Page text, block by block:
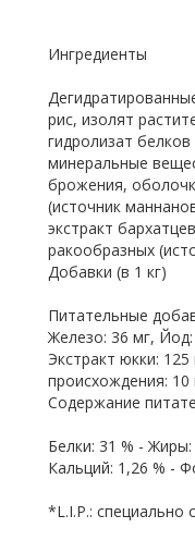
Ингредиенты
рис, изолят
гидролизат
минеральные
брожения,
(источник
экстракт
ракообразных
Добавки (в 1 кг)
Питательные
Железо: 36 мг,
Экстракт юкки:
происхождения: 10
Содержание
Белки: 31 % -
Кальций: 1,26 % -
*L.I.P.: специально